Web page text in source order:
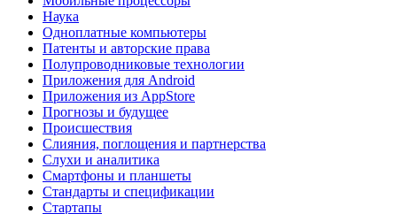
Наука
Одноплатные компьютеры
Патенты и авторские права
Полупроводниковые технологии
Приложения для Android
Приложения из AppStore
Прогнозы и будущее
Происшествия
Слияния, поглощения и партнерства
Слухи и аналитика
Смартфоны и планшеты
Стандарты и спецификации
Стартапы